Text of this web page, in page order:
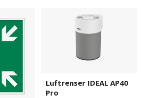
Luftrenser IDEAL AP40
Pro